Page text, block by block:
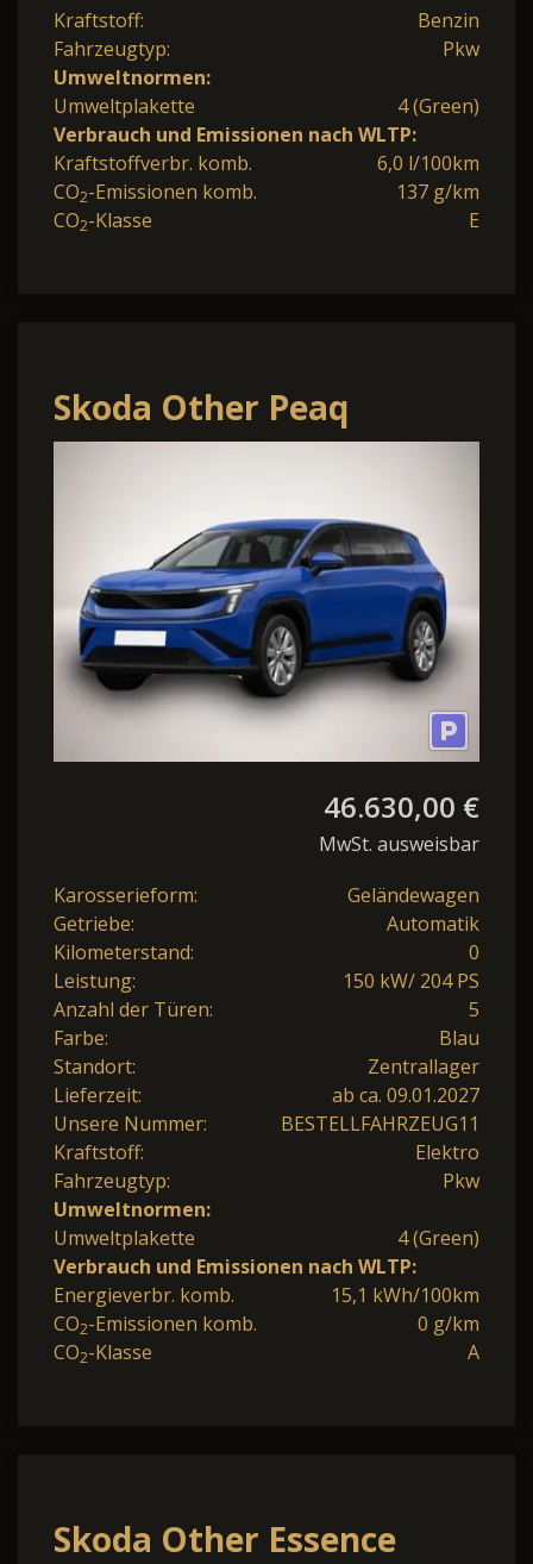
Kraftstoff:
Benzin
Fahrzeugtyp:
Pkw
Umweltnormen:
Umweltplakette
4 (Green)
Verbrauch und Emissionen nach WLTP:
Kraftstoffverbr. komb.
6,0 l/100km
CO2-Emissionen komb.
137 g/km
CO2-Klasse E
Skoda Other Peaq
SELECTION 60 JETZT
BESTELLBAR!!!
46.630,00 €
MwSt. ausweisbar
Karosserieform:
Geländewagen
Getriebe:
Automatik
Kilometerstand:
0
Leistung:
150 kW/ 204 PS
Anzahl der Türen:
5
Farbe:
Blau
Standort:
Zentrallager
Lieferzeit:
ab ca. 09.01.2027
Unsere Nummer:
BESTELLFAHRZEUG11
Kraftstoff:
Elektro
Fahrzeugtyp:
Pkw
Umweltnormen:
Umweltplakette
4 (Green)
Verbrauch und Emissionen nach WLTP:
Energieverbr. komb.
15,1 kWh/100km
CO2-Emissionen komb.
0 g/km
CO2-Klasse A
Skoda Other Essence